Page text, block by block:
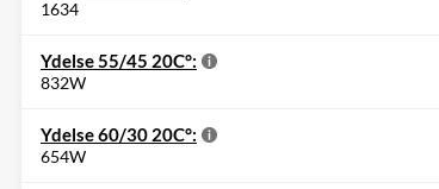
1634
Ydelse 55/45 20C°:
832W
Ydelse 60/30 20C°:
654W